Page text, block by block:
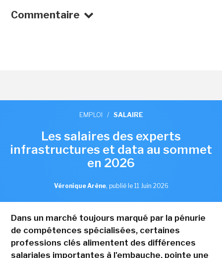
Commentaire
EMPLOI / SALAIRE
Les salaires des experts
infrastructures et data au sommet
en 2026
Véronique Arène, publié le 11 Juin 2026
Dans un marché toujours marqué par la pénurie
de compétences spécialisées, certaines
professions clés alimentent des différences
salariales importantes à l'embauche, pointe une